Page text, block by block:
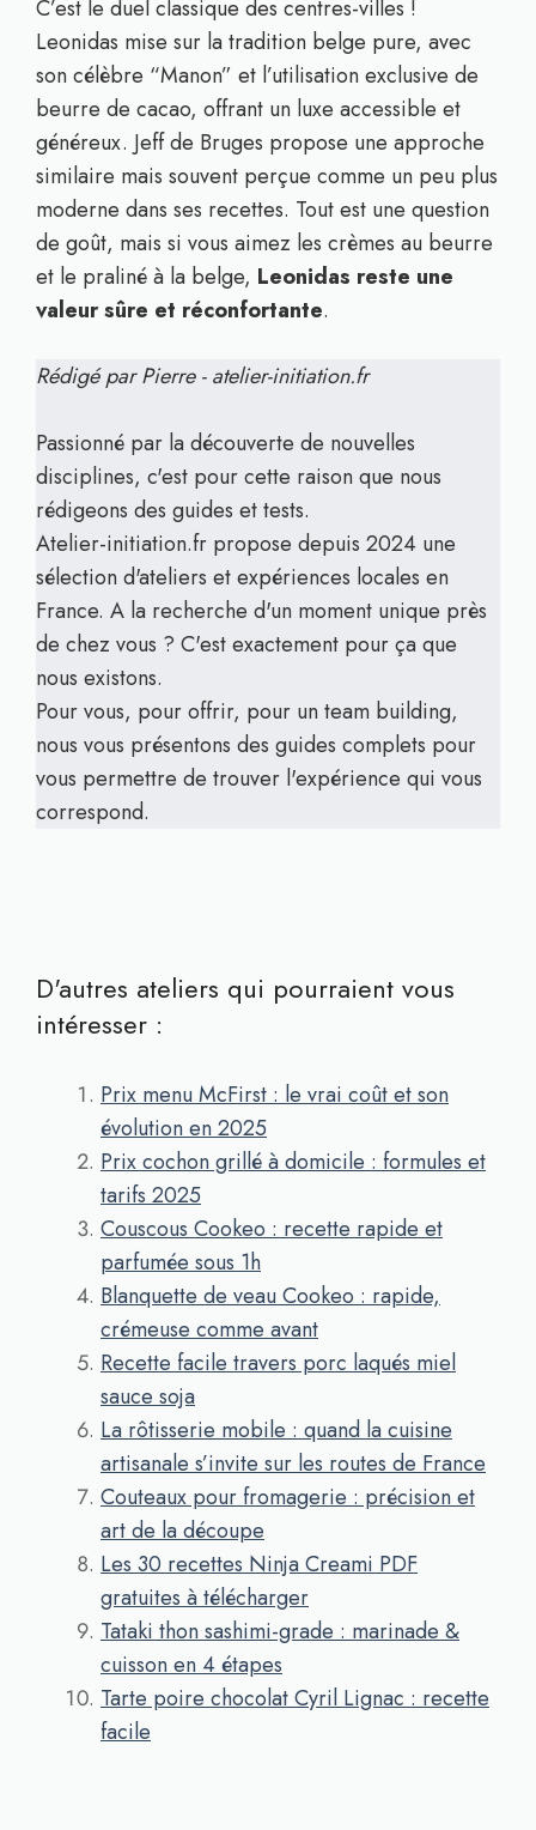
C’est le duel classique des centres-villes !
Leonidas mise sur la tradition belge pure, avec
son célèbre “Manon” et l’utilisation exclusive de
beurre de cacao, offrant un luxe accessible et
généreux. Jeff de Bruges propose une approche
similaire mais souvent perçue comme un peu plus
moderne dans ses recettes. Tout est une question
de goût, mais si vous aimez les crèmes au beurre
et le praliné à la belge, Leonidas reste une
valeur sûre et réconfortante.
Rédigé par Pierre - atelier-initiation.fr
Passionné par la découverte de nouvelles
disciplines, c'est pour cette raison que nous
rédigeons des guides et tests.
Atelier-initiation.fr propose depuis 2024 une
sélection d'ateliers et expériences locales en
France. A la recherche d'un moment unique près
de chez vous ? C'est exactement pour ça que
nous existons.
Pour vous, pour offrir, pour un team building,
nous vous présentons des guides complets pour
vous permettre de trouver l'expérience qui vous
correspond.
D'autres ateliers qui pourraient vous
intéresser :
Prix menu McFirst : le vrai coût et son
évolution en 2025
Prix cochon grillé à domicile : formules et
tarifs 2025
Couscous Cookeo : recette rapide et
parfumée sous 1h
Blanquette de veau Cookeo : rapide,
crémeuse comme avant
Recette facile travers porc laqués miel
sauce soja
La rôtisserie mobile : quand la cuisine
artisanale s’invite sur les routes de France
Couteaux pour fromagerie : précision et
art de la découpe
Les 30 recettes Ninja Creami PDF
gratuites à télécharger
Tataki thon sashimi-grade : marinade &
cuisson en 4 étapes
Tarte poire chocolat Cyril Lignac : recette
facile